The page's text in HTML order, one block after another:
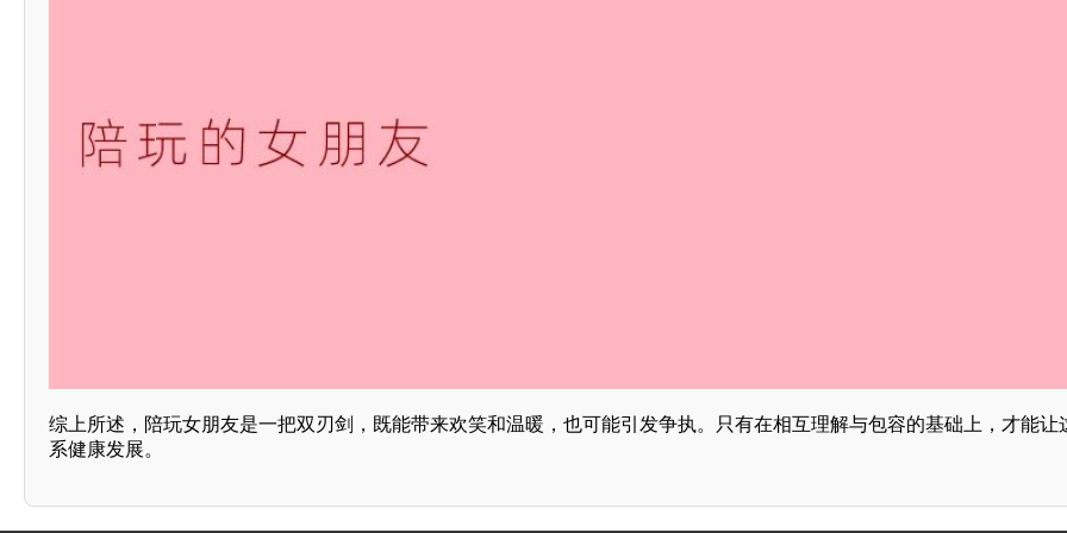
综上所述，陪玩女朋友是一把双刃剑，既能带来欢笑和温暖，也可能引发争执。只有在相互理解与包容的基础上，才能让
系健康发展。